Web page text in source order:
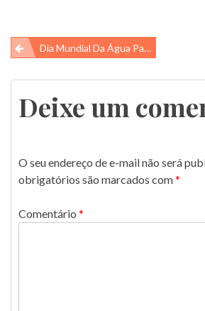
Navegação
de
Post
Dia Mundial Da Água Para As Crianças – Vamos Colorir?
Deixe um
O seu endereço de e-mail não será
obrigatórios são marcados com*
Comentário *